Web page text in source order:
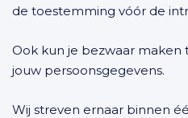
de toestemming vóór de
Ook kun je bezwaar maken
jouw persoonsgegevens.
Wij streven ernaar binnen